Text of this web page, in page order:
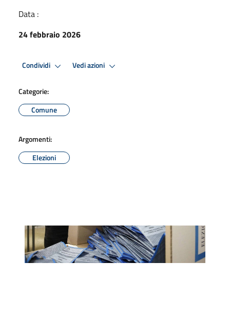
Data :
24 febbraio 2026
Condividi Vedi azioni
Categorie:
Comune
Argomenti:
Elezioni